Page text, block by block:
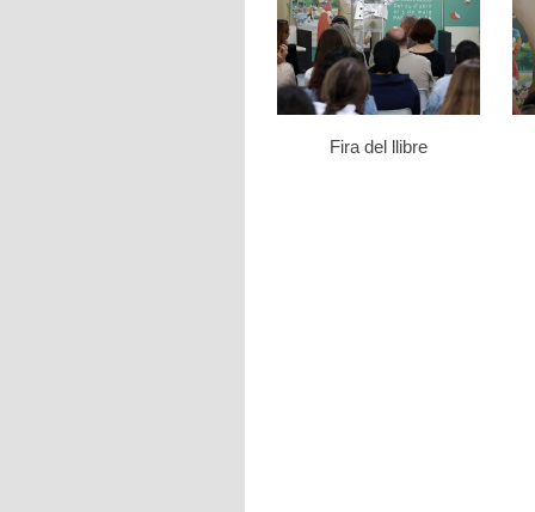
Fira del llibre